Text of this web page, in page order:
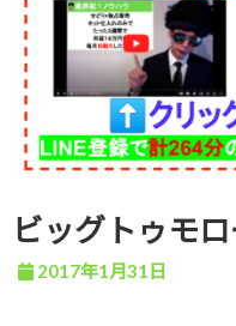
ビッグトゥモ
2017年1月31日